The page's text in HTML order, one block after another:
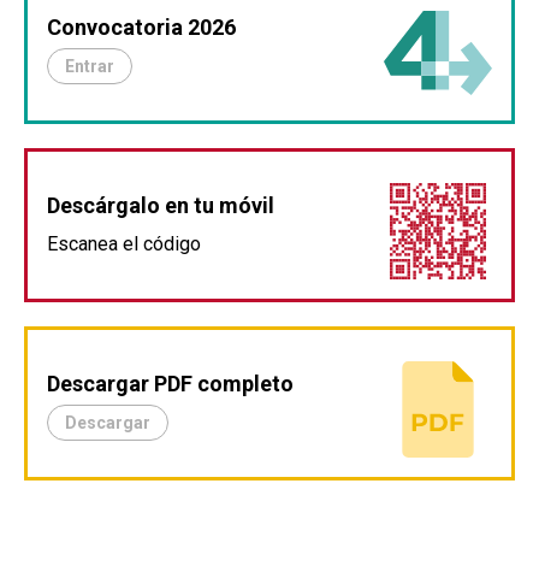
Convocatoria 2026
Entrar
Descárgalo en tu móvil
Escanea el código
Descargar PDF completo
Descargar